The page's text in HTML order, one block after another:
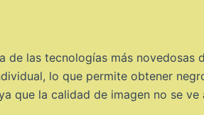
de las tecnologías más
lo que permite obtener
que la calidad de imagen no se